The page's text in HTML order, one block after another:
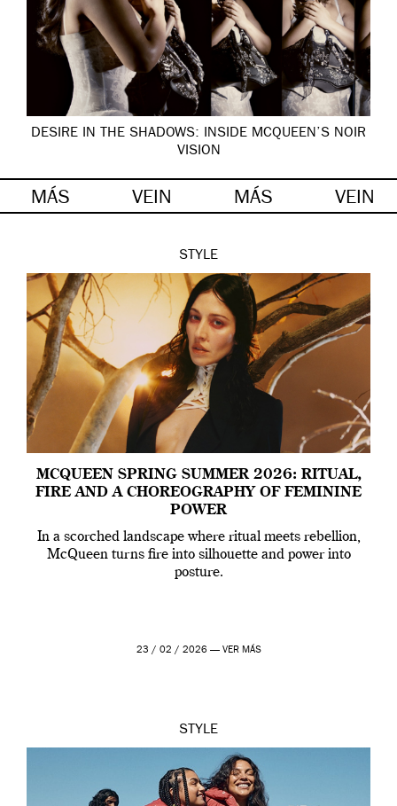
DESIRE IN THE SHADOWS: INSIDE MCQUEEN’S NOIR
VISION
MÁS VEIN MÁS VEIN
STYLE
MCQUEEN SPRING SUMMER 2026: RITUAL,
FIRE AND A CHOREOGRAPHY OF FEMININE
POWER
In a scorched landscape where ritual meets rebellion,
McQueen turns fire into silhouette and power into
posture.
23 / 02 / 2026 — VER MÁS
STYLE